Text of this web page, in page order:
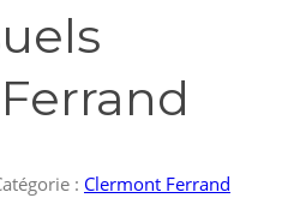
: Clermont Ferrand